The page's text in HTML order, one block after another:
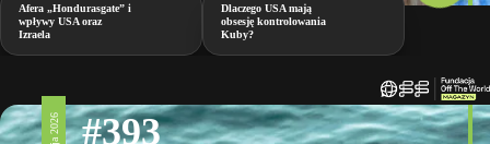
Afera „Hondurasgate” i
wpływy USA oraz
Izraela
Dlaczego USA mają
obsesję kontrolowania
Kuby?
#393